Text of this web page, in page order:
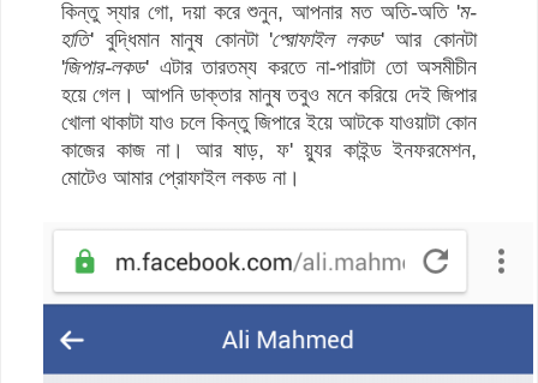
কিন্তু স্যার গো, দয়া করে শুনুন, আপনার মত অতি-অতি 'ম-
হাতি' বুদ্ধিমান মানুষ কোনটা 'প্রোফাইল লকড' আর কোনটা
'জিপার-লকড' এটার তারতম্য করতে না-পারাটা তো অসমীচীন
হয়ে গেল। আপনি ডাক্তার মানুষ তবুও মনে করিয়ে দেই জিপার
খোলা থাকাটা যাও চলে কিন্তু জিপারে ইয়ে আটকে যাওয়াটা কোন
কাজের কাজ না। আর ষাড়, ফ' য়্যুর কাইন্ড ইনফরমেশন,
মোটেও আমার প্রোফাইল লকড না।